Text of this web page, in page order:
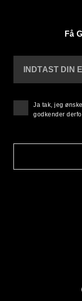
Få
INDTAST DIN
Ja tak, jeg
godkender